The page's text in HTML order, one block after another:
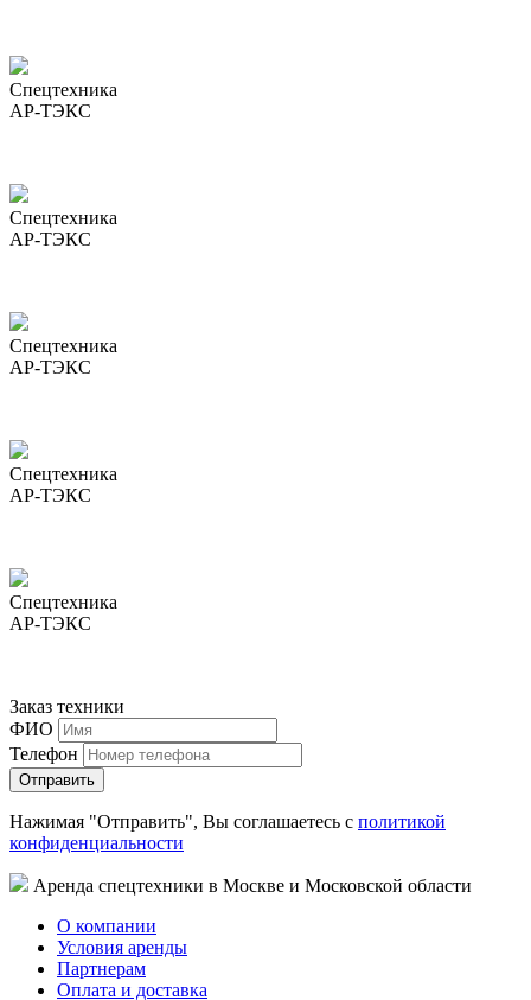
Спецтехника
АР-ТЭКС
Спецтехника
АР-ТЭКС
Спецтехника
АР-ТЭКС
Спецтехника
АР-ТЭКС
Спецтехника
АР-ТЭКС
Заказ техники
ФИО
Телефон
Нажимая "Отправить", Вы соглашаетесь с политикой
конфиденциальности
Аренда спецтехники в Москве и Московской области
О компании
Условия аренды
Партнерам
Оплата и доставка